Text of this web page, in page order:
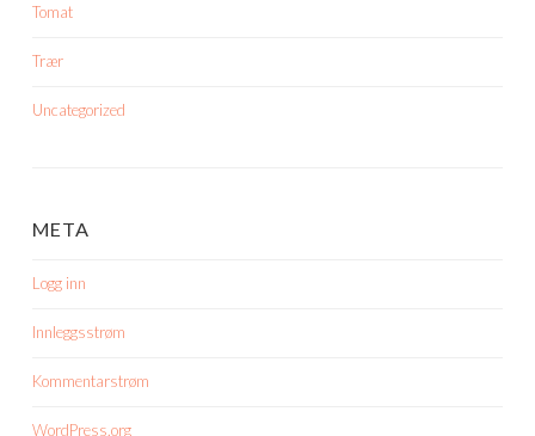
Tomat
Trær
Uncategorized
META
Logg inn
Innleggsstrøm
Kommentarstrøm
WordPress.org